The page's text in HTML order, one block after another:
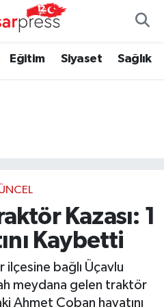
Eğitim Siyaset Sağlık
Kazası: 1
Kaybetti
ilçesine bağlı Üçavlu
meydana gelen traktör
Ahmet Çoban hayatını
ve Fikstür